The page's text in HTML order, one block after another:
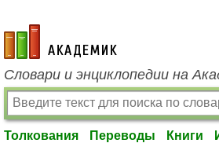
academic.ru
Словари и энциклопедии на
Толкования Переводы Книги